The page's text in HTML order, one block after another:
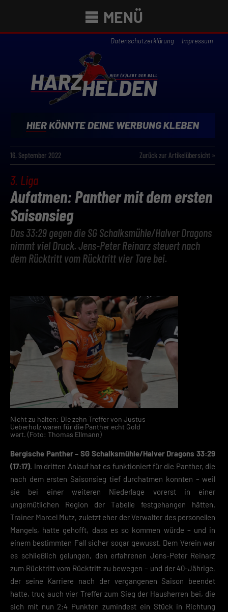
MENÜ
Datenschutzerklärung Impressum
16. September 2022 Zurück zur Artikelübersicht »
3. Liga
Aufatmen: Panther mit dem ersten
Saisonsieg
Das 33:29 gegen die SG Schalksmühle/Halver Dragons
nimmt viel Druck. Jens-Peter Reinarz steuert nach
dem Rücktritt vom Rücktritt vier Tore bei.
Nicht zu halten: Die zehn Treffer von Justus
Ueberholz waren für die Panther echt Gold
wert. (Foto: Thomas Ellmann)
Bergische Panther – SG Schalksmühle/Halver Dragons 33:29
(17:17). Im dritten Anlauf hat es funktioniert für die Panther, die
nach dem ersten Saisonsieg tief durchatmen konnten – weil
sie bei einer weiteren Niederlage vorerst in einer
ungemütlichen Region der Tabelle festgehangen hätten.
Trainer Marcel Mutz, zuletzt eher der Verwalter des personellen
Mangels, hatte gehofft, dass es so kommen würde – und in
einem bestimmten Fall sicher sogar gewusst. Dem Verein war
es schließlich gelungen, den erfahrenen Jens-Peter Reinarz
zum Rücktritt vom Rücktritt zu bewegen – und der 40-Jährige,
der seine Karriere nach der vergangenen Saison beendet
hatte, trug auch vier Treffer zum Sieg der Hausherren bei, die
sich mit nun 2:4 Punkten zumindest ein Stück in Richtung